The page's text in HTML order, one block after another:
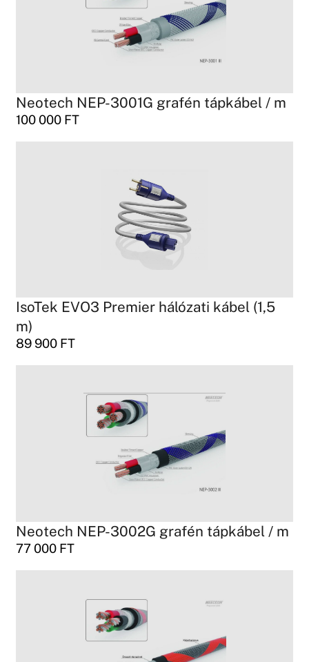
Neotech NEP-3001G grafén tápkábel / m
100 000 FT
IsoTek EVO3 Premier hálózati kábel (1,5
m)
89 900 FT
Neotech NEP-3002G grafén tápkábel / m
77 000 FT